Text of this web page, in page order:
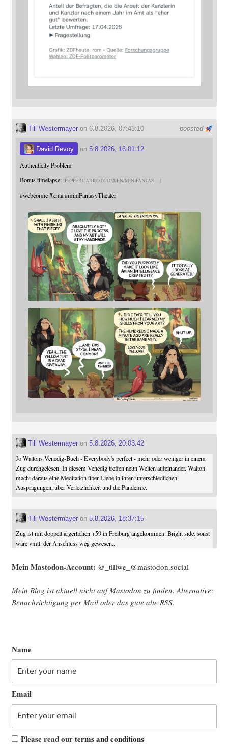
boosted
Till Westermayeron 6.8.2026, 07:43:10
David Revoy on 5.8.2026, 16:01:12
Authenticity Problem
Bonus timelapse: PEPPERCARROT.COM/EN/MINIFANTAS
#webcomic #krita #miniFantasyTheater
Till Westermayeron 5.8.2026, 20:03:42
Jo Waltons Venedig-Buch - Everybody's perfect - mehr oder weniger in einem
Zug durchgelesen. In diesem Venedig treffen neun Welten aufeinander. Walton
macht daraus eine Meditation über Liebe in ihren unterschiedlichen
Ausprägungen, über Verletzlichkeit und die Pandemie.
Till Westermayeron 5.8.2026, 18:37:15
Zug ist mit doppelt ärgerlichen +59 in Freiburg angekommen. Bright side: sonst
wäre vmtl. der Anschluss weg gewesen..
Mein Mast­o­don-Account: @_tillwe_@mastodon.social
Mein Blog ist aktu­ell nicht auf Mast­o­don zu fin­den. Alter­na­ti­ve:
Benach­rich­ti­gung per Mail oder das gute alte RSS.
Name
Email
Please read ourterms and conditions